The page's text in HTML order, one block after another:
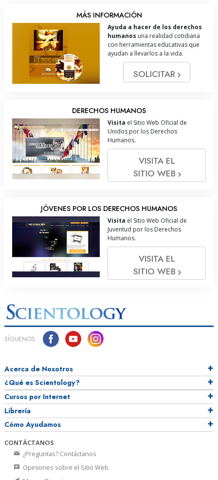
MÁS INFORMACIÓN
Ayuda a hacer de los derechos
humanos una realidad cotidiana
con herramientas educativas que
ayudan a llevarlos a la vida.
SOLICITAR
DERECHOS HUMANOS
Visita el Sitio Web Oficial de
Unidos por los Derechos
Humanos.
VISITA EL
SITIO WEB
JÓVENES POR LOS DERECHOS HUMANOS
Visita el Sitio Web Oficial de
Juventud por los Derechos
Humanos.
VISITA EL
SITIO WEB
SÍGUENOS
Acerca de Nosotros
¿Qué es Scientology?
Cursos por Internet
Librería
Cómo Ayudamos
CONTÁCTANOS
¿Preguntas? Contáctanos
Opiniones sobre el Sitio Web